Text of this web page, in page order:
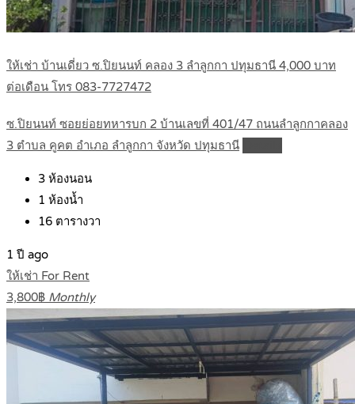
ให้เช่า บ้านเดี่ยว ซ.ปิยนนท์ คลอง 3 ลำลูกกา ปทุมธานี 4,000 บาท
ต่อเดือน โทร 083-7727472
ซ.ปิยนนท์ ซอยย่อยทหารบก 2 บ้านเลขที่ 401/47 ถนนลำลูกกาคลอง
3 ตำบล คูคต อำเภอ ลำลูกกา จังหวัด ปทุมธานี
3 ห้องนอน
1 ห้องน้ำ
16 ตารางวา
1 ปี ago
ให้เช่า For Rent
3,800฿ Monthly